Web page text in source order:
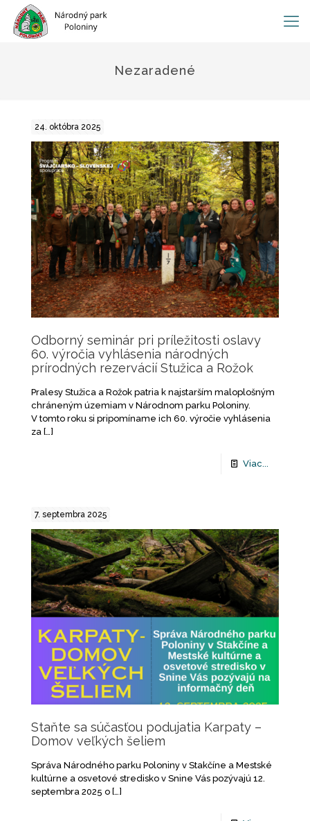
Nezaradené
24. októbra 2025
Odborný seminár pri príležitosti oslavy
60. výročia vyhlásenia národných
prírodných rezervácií Stužica a Rožok
Pralesy Stužica a Rožok patria k najstarším maloplošným
chráneným územiam v Národnom parku Poloniny.
V tomto roku si pripomíname ich 60. výročie vyhlásenia
za […]
Viac...
7. septembra 2025
Staňte sa súčasťou podujatia Karpaty –
Domov veľkých šeliem
Správa Národného parku Poloniny v Stakčíne a Mestské
kultúrne a osvetové stredisko v Snine Vás pozývajú 12.
septembra 2025 o […]